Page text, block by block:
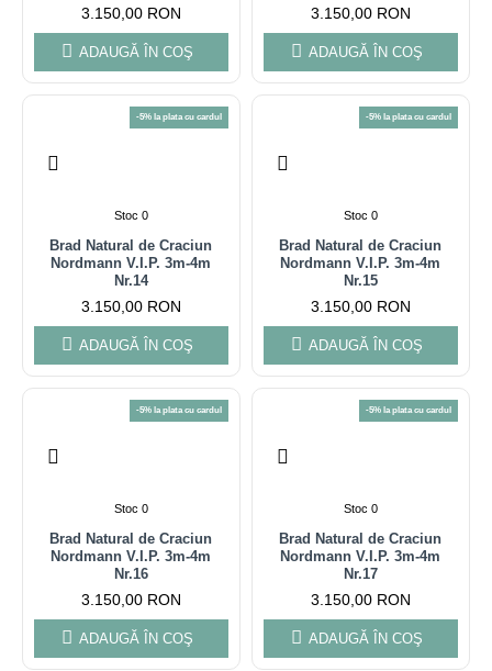
3.150,00 RON
ADAUGĂ ÎN COŞ
3.150,00 RON
ADAUGĂ ÎN COŞ
-5% la plata cu cardul
Stoc 0
Brad Natural de Craciun
Nordmann V.I.P. 3m-4m
Nr.14
3.150,00 RON
ADAUGĂ ÎN COŞ
-5% la plata cu cardul
Stoc 0
Brad Natural de Craciun
Nordmann V.I.P. 3m-4m
Nr.15
3.150,00 RON
ADAUGĂ ÎN COŞ
-5% la plata cu cardul
Stoc 0
Brad Natural de Craciun
Nordmann V.I.P. 3m-4m
Nr.16
3.150,00 RON
ADAUGĂ ÎN COŞ
-5% la plata cu cardul
Stoc 0
Brad Natural de Craciun
Nordmann V.I.P. 3m-4m
Nr.17
3.150,00 RON
ADAUGĂ ÎN COŞ